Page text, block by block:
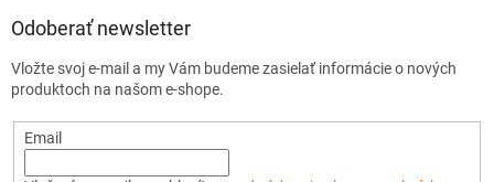
Odoberať newsletter
Vložte svoj e-mail a my Vám budeme zasielať informácie o nových
produktoch na našom e-shope.
Email